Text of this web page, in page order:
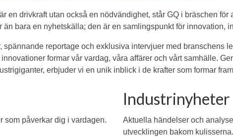
en drivkraft utan också en nödvändighet, står GQ i bräschen för
bara en nyhetskälla; den är en samlingspunkt för innovation,
spännande reportage och exklusiva intervjuer med branschens
formar vår vardag, våra affärer och vårt samhälle.
erbjuder vi en unik inblick i de krafter som formar
som påverkar dig i vardagen.
Industrinyheter
Aktuella händelser och
utvecklingen bakom kulisserna.